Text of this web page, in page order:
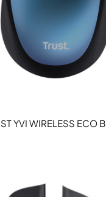
YVI WIRELESS ECO B